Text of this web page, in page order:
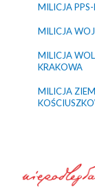
MILICJA
MILICJA
MILICJA
KRAKOWA
MILICJA